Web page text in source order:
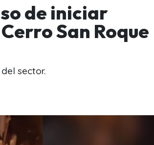
de iniciar
San Roque
sector.